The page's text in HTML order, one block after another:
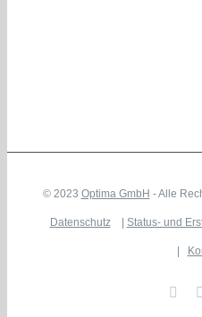
© 2023 Optima GmbH - Alle
Datenschutz| Status- und